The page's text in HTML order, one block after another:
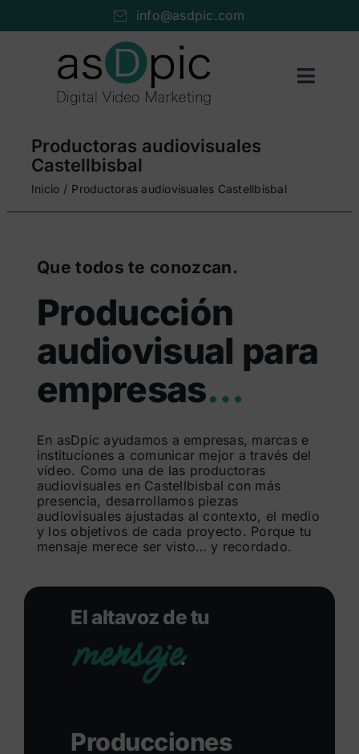
info@asdpic.com
Toggle
Producción audiovisual
Vídeo streaming
Portfolio
Nosotros
Cuéntanos…
Buscar:
Productoras audiovisuales
Castellbisbal
Inicio Productoras audiovisuales Castellbisbal
Que todos te conozcan.
Producción
audiovisual para
empresas…
En asDpic ayudamos a empresas, marcas e
instituciones a comunicar mejor a través del
vídeo. Como una de las productoras
audiovisuales en Castellbisbal con más
presencia, desarrollamos piezas
audiovisuales ajustadas al contexto, el medio
y los objetivos de cada proyecto. Porque tu
mensaje merece ser visto… y recordado.
El altavoz de tu
mensaje.
Producciones